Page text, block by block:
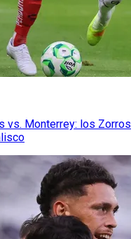
vs. Monterrey: los